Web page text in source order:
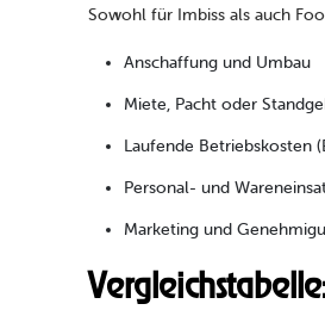
Sowohl für Imbiss als auch
Anschaffung und Umbau
Miete, Pacht oder
Laufende Betriebskosten
Personal- und
Marketing und